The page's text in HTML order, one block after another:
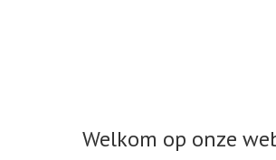
Welkom op onze